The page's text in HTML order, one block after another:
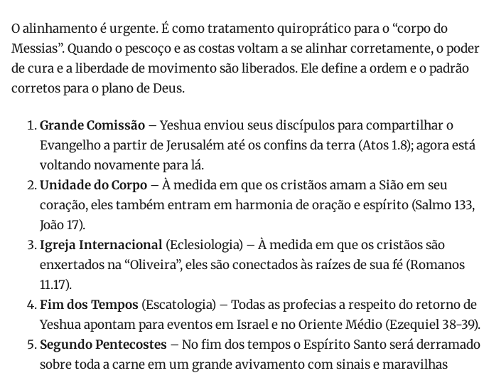
O alinhamento é urgente. É como tratamento quiroprático para o “corpo do
Messias”. Quando o pescoço e as costas voltam a se alinhar corretamente, o poder
de cura e a liberdade de movimento são liberados. Ele define a ordem e o padrão
corretos para o plano de Deus.
Grande Comissão – Yeshua enviou seus discípulos para compartilhar o
Evangelho a partir de Jerusalém até os confins da terra (Atos 1.8); agora está
voltando novamente para lá.
Unidade do Corpo – À medida em que os cristãos amam a Sião em seu
coração, eles também entram em harmonia de oração e espírito (Salmo 133,
João 17).
Igreja Internacional (Eclesiologia) – À medida em que os cristãos são
enxertados na “Oliveira”, eles são conectados às raízes de sua fé (Romanos
11.17).
Fim dos Tempos (Escatologia) – Todas as profecias a respeito do retorno de
Yeshua apontam para eventos em Israel e no Oriente Médio (Ezequiel 38-39).
Segundo Pentecostes – No fim dos tempos o Espírito Santo será derramado
sobre toda a carne em um grande avivamento com sinais e maravilhas